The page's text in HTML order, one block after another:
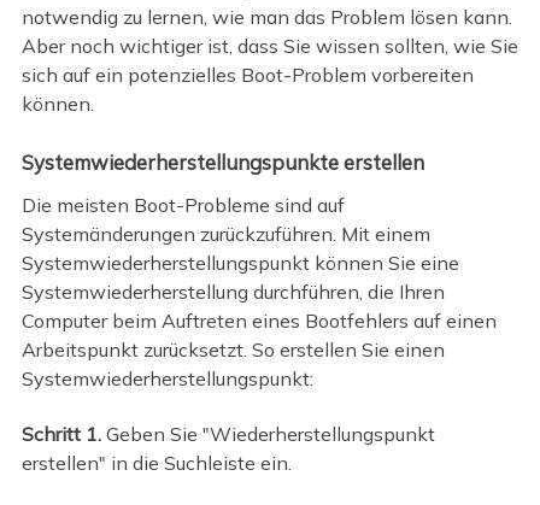
notwendig zu lernen, wie man das Problem lösen kann.
Aber noch wichtiger ist, dass Sie wissen sollten, wie Sie
sich auf ein potenzielles Boot-Problem vorbereiten
können.
Systemwiederherstellungspunkte erstellen
Die meisten Boot-Probleme sind auf
Systemänderungen zurückzuführen. Mit einem
Systemwiederherstellungspunkt können Sie eine
Systemwiederherstellung durchführen, die Ihren
Computer beim Auftreten eines Bootfehlers auf einen
Arbeitspunkt zurücksetzt. So erstellen Sie einen
Systemwiederherstellungspunkt:
Schritt 1.Geben Sie "Wiederherstellungspunkt
erstellen" in die Suchleiste ein.